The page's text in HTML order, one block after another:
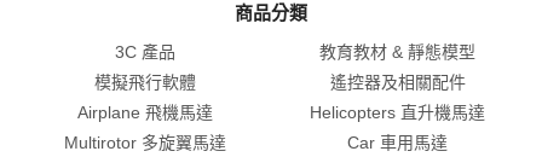
商品分類
3C 產品
教育教材 & 靜態模型
模擬飛行軟體
遙控器及相關配件
Airplane 飛機馬達
Helicopters 直升機馬達
Multirotor 多旋翼馬達
Car 車用馬達